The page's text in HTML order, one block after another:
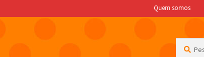
Quem somos
por: